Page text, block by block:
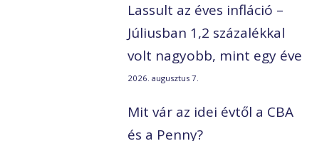
Lassult az éves infláció –
Júliusban 1,2 százalékkal
volt nagyobb, mint egy éve
2026. augusztus 7.
Mit vár az idei évtől a CBA
és a Penny?